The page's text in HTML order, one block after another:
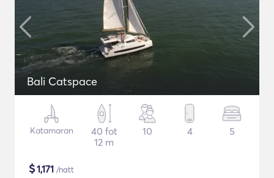
Bali Catspace
Katamaran
40 fot
12 m
10 4 5
$1,171 /natt